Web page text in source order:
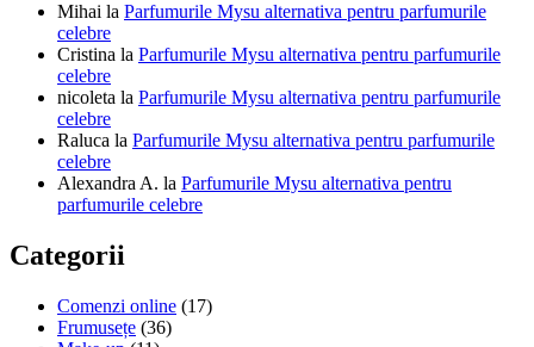
Mihai la Parfumurile Mysu alternativa pentru parfumurile
celebre
Cristina la Parfumurile Mysu alternativa pentru parfumurile
celebre
nicoleta la Parfumurile Mysu alternativa pentru parfumurile
celebre
Raluca la Parfumurile Mysu alternativa pentru parfumurile
celebre
Alexandra A. la Parfumurile Mysu alternativa pentru
parfumurile celebre
Categorii
Comenzi online (17)
Frumusețe (36)